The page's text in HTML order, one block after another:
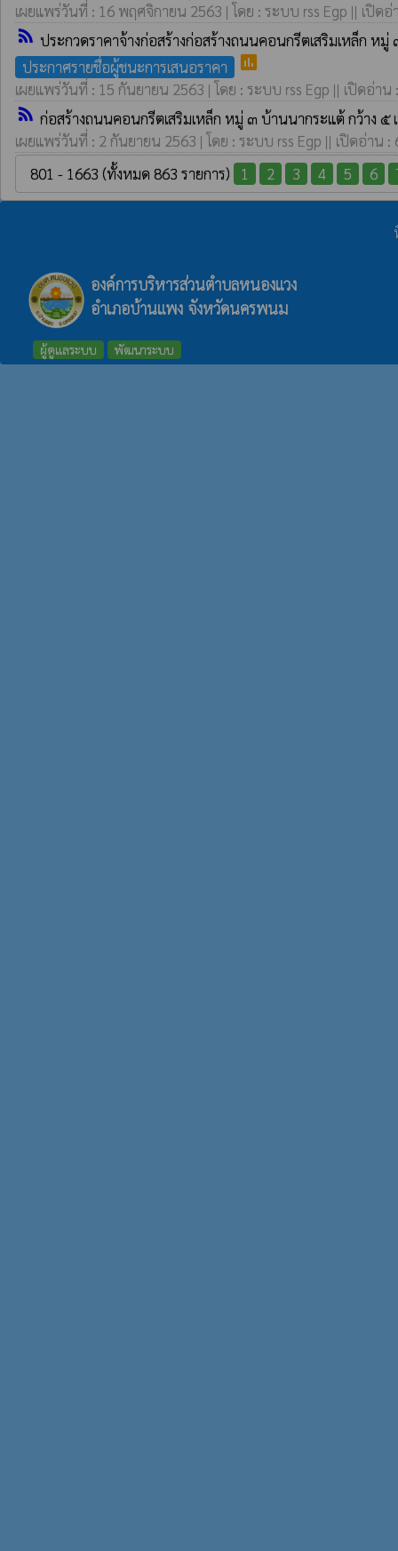
เผยแพร่วันที่ : 16 พฤศจิกายน 2563 | โดย : ระบบ rss Egp || เปิดอ่
rss_feed ประกวดราคาจ้างก่อสร้างก่อสร้างถนนคอนกรีตเสริมเหล็ก ห
ประกาศรายชื่อผู้ชนะการเสนอราคา
poll
เผยแพร่วันที่ : 15 กันยายน 2563 | โดย : ระบบ rss Egp || เปิดอ่าน
rss_feed ก่อสร้างถนนคอนกรีตเสริมเหล็ก หมู่ ๓ บ้านนากระแต้ กว้าง
เผยแพร่วันที่ : 2 กันยายน 2563 | โดย : ระบบ rss Egp || เปิดอ่าน :
801 - 1663 (ทั้งหมด 863 รายการ)
1 2 3 4 5 6
องค์การบริหารส่วนตำบลหนองแวง
อำเภอบ้านแพง จังหวัดนครพนม
ผู้ดูแลระบบ พัฒนาระบบ